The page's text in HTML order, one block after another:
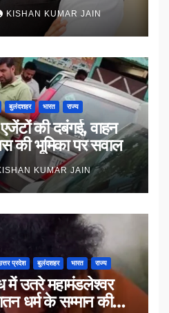
KISHAN KUMAR JAIN
बुलंदशहर भारत राज्य
दबंगई, वाहन
की भूमिका पर सवाल
KUMAR JAIN
प्रदेश बुलंदशहर भारत राज्य
में उतरे महामंडलेश्वर
धर्म के सम्मान की